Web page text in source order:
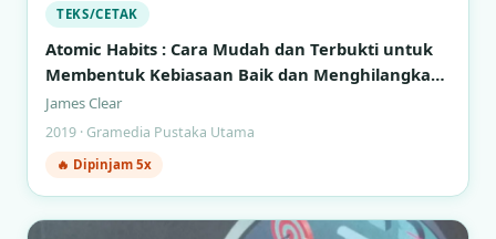
TEKS/CETAK
Atomic Habits : Cara Mudah dan Terbukti untuk
Membentuk Kebiasaan Baik dan Menghilangkan
Kebiasaan Buruk
James Clear
2019 · Gramedia Pustaka Utama
🔥 Dipinjam 5x